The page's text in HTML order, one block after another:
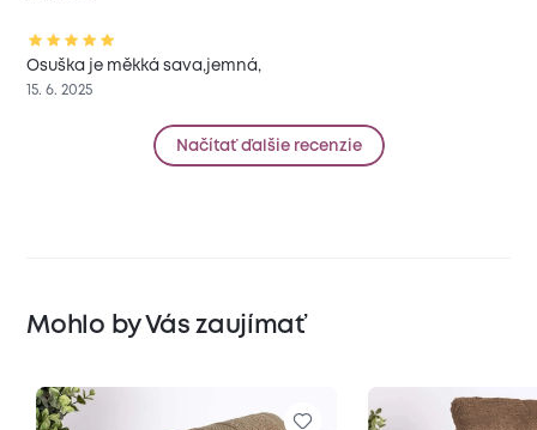
Osuška je měkká sava,jemná,
15. 6. 2025
Načítať ďalšie recenzie
Mohlo by Vás zaujímať